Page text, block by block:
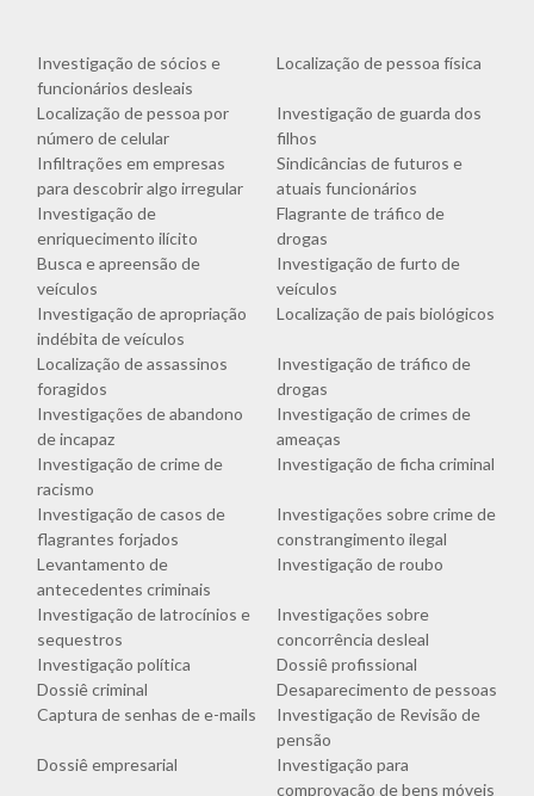
Investigação de sócios e
funcionários desleais
Localização de pessoa física
Localização de pessoa por
número de celular
Investigação de guarda dos
filhos
Infiltrações em empresas
para descobrir algo irregular
Sindicâncias de futuros e
atuais funcionários
Investigação de
enriquecimento ilícito
Flagrante de tráfico de
drogas
Busca e apreensão de
veículos
Investigação de furto de
veículos
Investigação de apropriação
indébita de veículos
Localização de pais biológicos
Localização de assassinos
foragidos
Investigação de tráfico de
drogas
Investigações de abandono
de incapaz
Investigação de crimes de
ameaças
Investigação de crime de
racismo
Investigação de ficha criminal
Investigação de casos de
flagrantes forjados
Investigações sobre crime de
constrangimento ilegal
Levantamento de
antecedentes criminais
Investigação de roubo
Investigação de latrocínios e
sequestros
Investigações sobre
concorrência desleal
Investigação política
Dossiê profissional
Dossiê criminal
Desaparecimento de pessoas
Captura de senhas de e-mails
Investigação de Revisão de
pensão
Dossiê empresarial
Investigação para
comprovação de bens móveis